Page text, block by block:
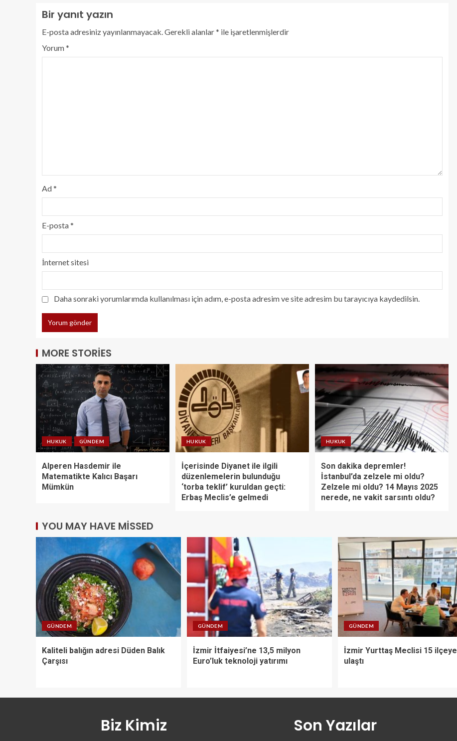
Bir yanıt yazın
E-posta adresiniz yayınlanmayacak.Gerekli alanlar* ile işaretlenmişlerdir
Yorum*
Ad*
E-posta*
İnternet sitesi
Daha sonraki yorumlarımda kullanılması için adım, e-posta adresim ve site adresim bu tarayıcıya kaydedilsin.
MORE STORIES
HUKUK GÜNDEM
Alperen Hasdemir ile
Matematikte Kalıcı Başarı
Mümkün
HUKUK
İçerisinde Diyanet ile ilgili
düzenlemelerin bulunduğu
‘torba teklif’ kuruldan geçti:
Erbaş Meclis’e gelmedi
HUKUK
Son dakika depremler!
İstanbul’da zelzele mi oldu?
Zelzele mi oldu? 14 Mayıs 2025
nerede, ne vakit sarsıntı oldu?
YOU MAY HAVE MISSED
GÜNDEM
Kaliteli balığın adresi Düden Balık
Çarşısı
GÜNDEM
İzmir İtfaiyesi’ne 13,5 milyon
Euro’luk teknoloji yatırımı
GÜNDEM
İzmir Yurttaş Meclisi 15 ilçeye
ulaştı
Biz Kimiz Son Yazılar